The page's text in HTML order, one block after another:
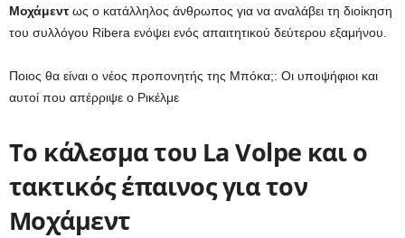
Μοχάμεντ ως ο κατάλληλος άνθρωπος για να αναλάβει τη διοίκηση
του συλλόγου Ribera ενόψει ενός απαιτητικού δεύτερου εξαμήνου.
Ποιος θα είναι ο νέος προπονητής της Μπόκα;: Οι υποψήφιοι και
αυτοί που απέρριψε ο Ρικέλμε
Το κάλεσμα του La Volpe και ο
τακτικός έπαινος για τον
Μοχάμεντ